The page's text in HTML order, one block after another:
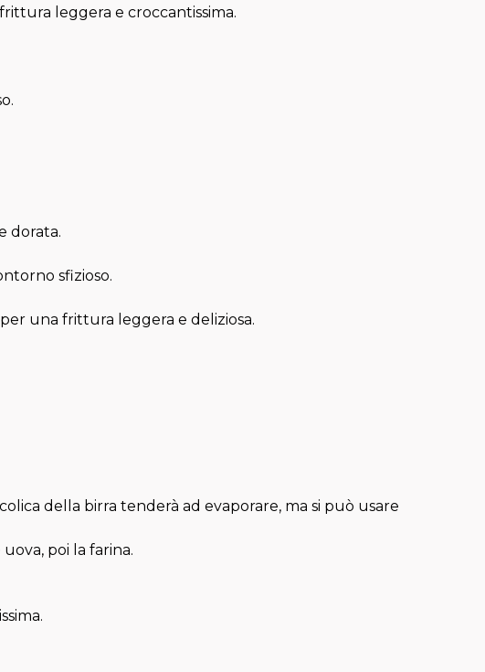
leggera e croccantissima.
dorata.
sfizioso.
una frittura leggera e deliziosa.
della birra tenderà ad evaporare, ma si può usare
poi la farina.